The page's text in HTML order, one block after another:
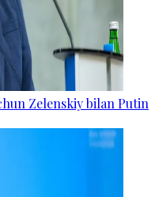
Zelenskiy bilan Putin